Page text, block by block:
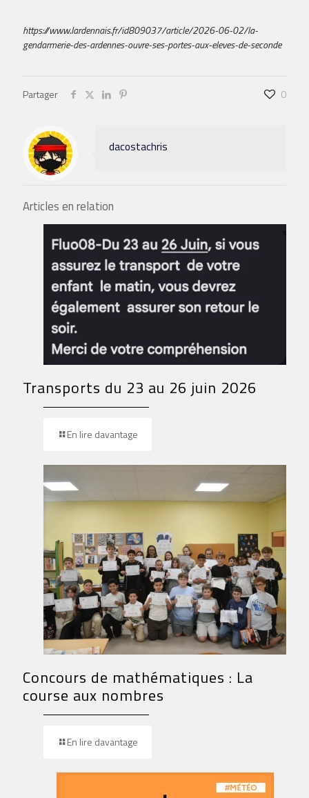
https://www.lardennais.fr/id809037/article/2026-06-02/la-
gendarmerie-des-ardennes-ouvre-ses-portes-aux-eleves-de-seconde
Partager 0
dacostachris
Articles en relation
Transports du 23 au 26 juin 2026
En lire davantage
Concours de mathématiques : La
course aux nombres
En lire davantage